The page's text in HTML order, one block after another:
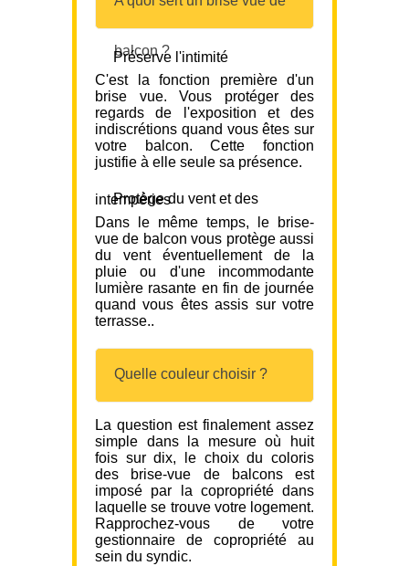
balcon ?
Préserve l'intimité
C'est la fonction première d'un
brise vue. Vous protéger des
regards de l'exposition et des
indiscrétions quand vous êtes sur
votre balcon. Cette fonction
justifie à elle seule sa présence.
Protège du vent et des intempéries
Dans le même temps, le brise-
vue de balcon vous protège aussi
du vent éventuellement de la
pluie ou d'une incommodante
lumière rasante en fin de journée
quand vous êtes assis sur votre
terrasse..
Quelle couleur choisir ?
La question est finalement assez
simple dans la mesure où huit
fois sur dix, le choix du coloris
des brise-vue de balcons est
imposé par la copropriété dans
laquelle se trouve votre logement.
Rapprochez-vous de votre
gestionnaire de copropriété au
sein du syndic.